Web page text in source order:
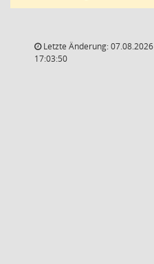
Letzte Änderung: 07.08.2026
17:03:50